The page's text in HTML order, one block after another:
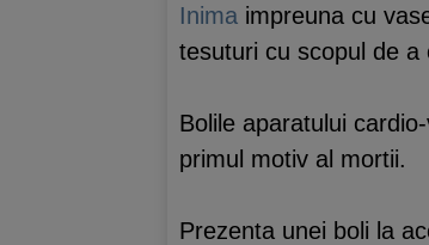
Inima impreuna cu
tesuturi cu scopul de a
Bolile aparatului
primul motiv al mortii.
Prezenta unei boli la